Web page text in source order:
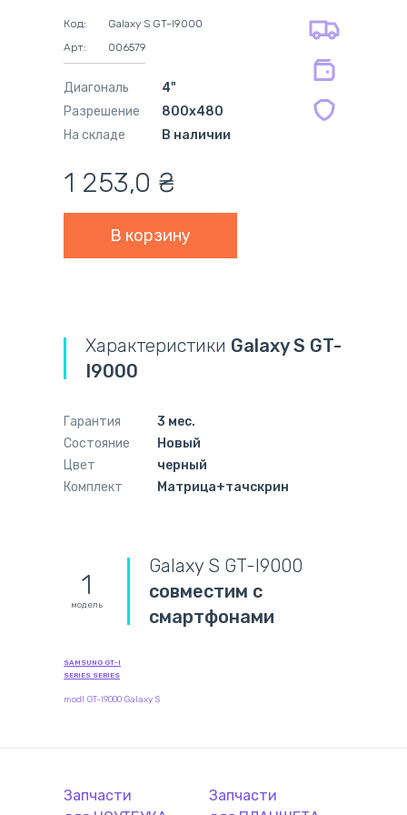
Код:
Galaxy S GT-I9000
Арт:
006579
Диагональ
4"
Разрешение
800x480
На складе
В наличии
1 253,0 ₴
мес.
мес.
Характеристики Galaxy S GT-
I9000
Гарантия
3 мес.
Состояние
Новый
Цвет
черный
Комплект
Матрица+тачскрин
1
модель
Galaxy S GT-I9000
совместим с
смартфонами
SAMSUNG GT-I
SERIES SERIES
modl GT-I9000 Galaxy S
Запчасти
Запчасти